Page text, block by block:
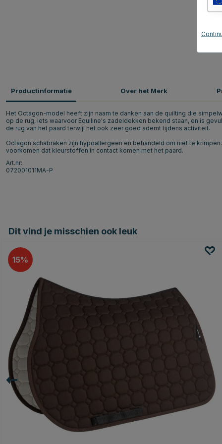
Productinformatie
Het Octagon-model heeft zijn naam te danken aan de quilting die
op de rug, iets waarvoor Equiline's zadeldekken bekend staan, en is
de rug van het paard terwijl het ook zeer goed ademt tijdens activiteit.
Octagon schabraken zijn hypoallergeen en behandeld om niet te
voorkomen dat kleurstoffen in contact komen met het paard.
Art.nr:
072001011MA-P
Over het Merk
Dit vind je misschien ook leuk
15